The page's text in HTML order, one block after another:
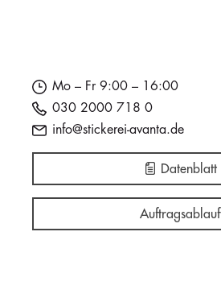
Mo – Fr 9:00 – 16:00
030 2000 718 0
info@stickerei-avanta.de
Datenblatt
Auftragsablauf